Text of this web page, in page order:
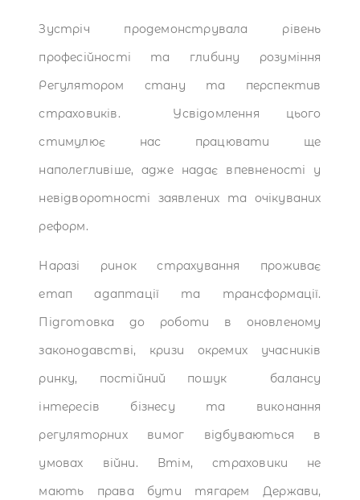
Зустріч продемонструвала рівень
професійності та глибину розуміння
Регулятором стану та перспектив
страховиків. Усвідомлення цього
стимулює нас працювати ще
наполегливіше, адже надає впевненості у
невідворотності заявлених та очікуваних
реформ.
Наразі ринок страхування проживає
етап адаптації та трансформації.
Підготовка до роботи в оновленому
законодавстві, кризи окремих учасників
ринку, постійний пошук балансу
інтересів бізнесу та виконання
регуляторних вимог відбуваються в
умовах війни. Втім, страховики не
мають права бути тягарем Держави,